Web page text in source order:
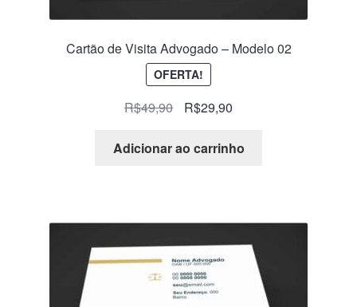
Cartão de Visita Advogado – Modelo 02
OFERTA!
R$49,90 R$29,90
Adicionar ao carrinho